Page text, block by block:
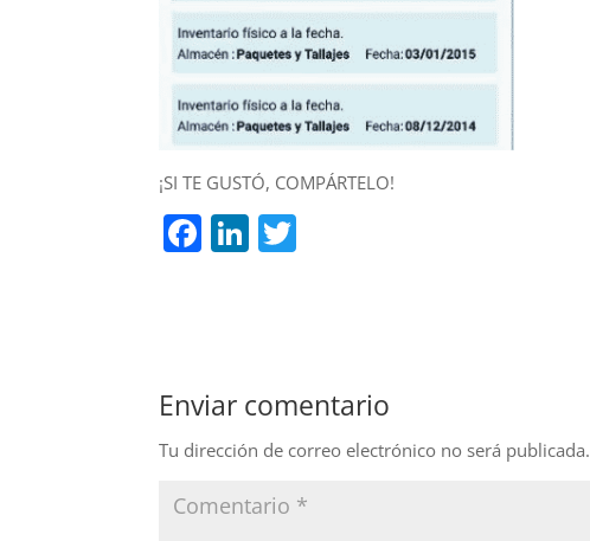
¡SI TE GUSTÓ, COMPÁRTELO!
F
b
o
o
k
Li
n
Enviar comentario
Tu dirección de correo electrónico no será publicada.